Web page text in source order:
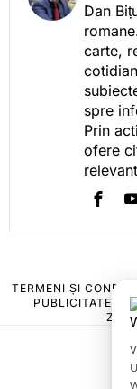
Dan
carte,
spre
Prin
ofere
TERMENI ȘI CONDIȚII
PUBLICITATE